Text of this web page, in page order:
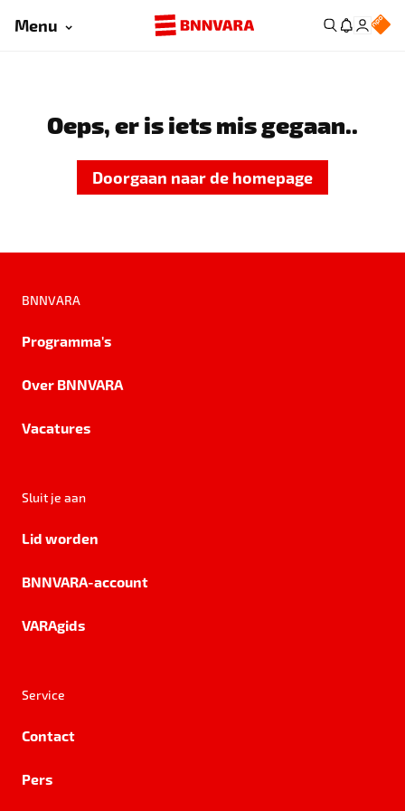
Menu
Oeps, er is iets mis gegaan..
Doorgaan naar de homepage
BNNVARA
Programma's
Over BNNVARA
Vacatures
Sluit je aan
Lid worden
BNNVARA-account
VARAgids
Service
Contact
Pers